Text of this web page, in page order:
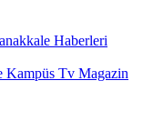
Haberleri
Kampüs Tv Magazin